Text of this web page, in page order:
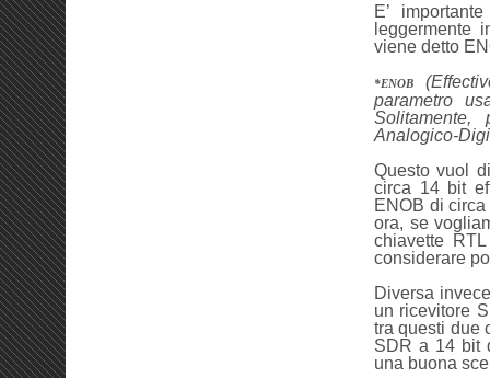
E’
leggermente
viene detto
*ENOB
parametro
Analogico-
Questo vuol
circa 14 bit
ENOB di
ora, se
chiavette
considerare
Diversa
un ricevitore
tra questi due
SDR a 14 bit
una buona